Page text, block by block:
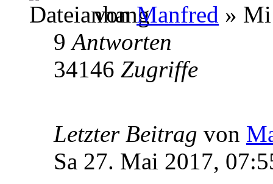
vonManfred »
9Antworten
34146 Zugriffe
Letzter Beitrag von
Sa 27. Mai 2017,